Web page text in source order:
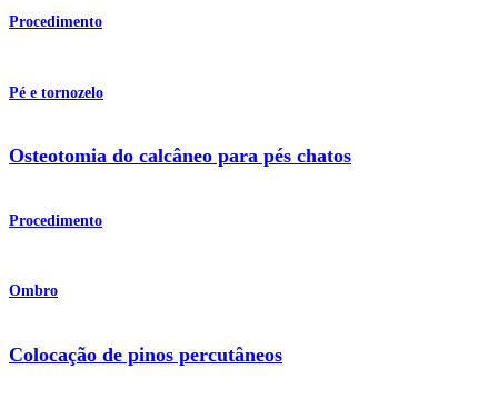
Procedimento
Pé e tornozelo
Osteotomia do calcâneo para pés chatos
Procedimento
Ombro
Colocação de pinos percutâneos